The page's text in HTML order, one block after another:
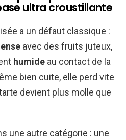
ultra croustillante
a un défaut classique :
avec des fruits juteux,
humide au contact de la
bien cuite, elle perd vite
devient plus molle que
une autre catégorie : une